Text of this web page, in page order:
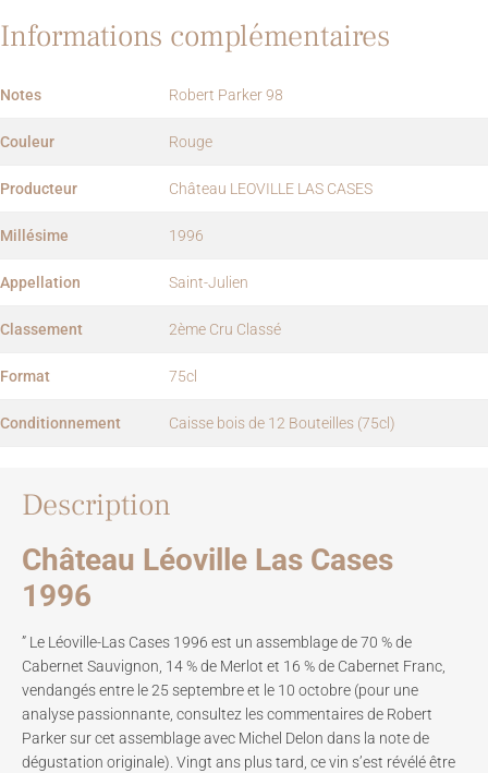
Description
Château Léoville Las Cases
1996
” Le Léoville-Las Cases 1996 est un assemblage de 70 % de
Cabernet Sauvignon, 14 % de Merlot et 16 % de Cabernet Franc,
vendangés entre le 25 septembre et le 10 octobre (pour une
analyse passionnante, consultez les commentaires de Robert
Parker sur cet assemblage avec Michel Delon dans la note de
dégustation originale). Vingt ans plus tard, ce vin s’est révélé être
Informations complémentaires
Notes Robert Parker 98
Couleur Rouge
Producteur Château LEOVILLE LAS CASES
Millésime 1996
Appellation Saint-Julien
Classement 2ème Cru Classé
Format 75cl
Conditionnement Caisse bois de 12 Bouteilles (75cl)